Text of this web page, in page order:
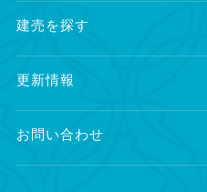
建売を探す
更新情報
お問い合わせ